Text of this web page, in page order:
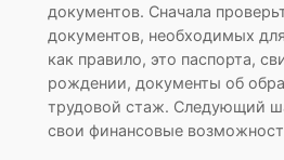
документов. Сначала
документов, необходимых
как правило, это паспорта,
рождении, документы об
трудовой стаж. Следующий
свои финансовые